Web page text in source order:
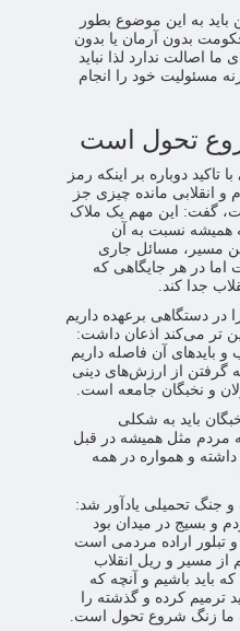
اینکه ما در ۲۲ بهمن باید به این موضوع بطور
بدون آرمان یا بدون
اصالت ندارد لذا نباید
مسئولیت خود را انجام
تحول است
دوباره بر اینکه رمز
و انقلابی مانده چیزی جز
گفت: این مهم یک ملاک
همیشه نسبت به آن
مسیر، مسائل جاری
در هر جایگاهی که
جدا کند.
در دستگاهی برعهده داریم
تر می‌کند اذعان داشت:
و بایدهای آن فاصله داریم
گرفتن از ارزش‌های دینی
و نخبگان جامعه است.
باید به شکلی
مردم مثل همیشه در قبل
و همواره در همه
و جنگ تحمیلی یادآور شد:
و بسیج در میدان بود
تبلور اراده مردمی است
از مسیر و ریل انقلاب
باید باشیم و آنچه که
ترمیم کرده و گذشته را
ما زنگ شروع تحول است.